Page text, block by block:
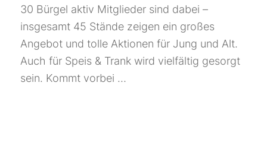
30 Bürgel aktiv Mitglieder sind dabei –
insgesamt 45 Stände zeigen ein großes
Angebot und tolle Aktionen für Jung und Alt.
Auch für Speis & Trank wird vielfältig gesorgt
sein. Kommt vorbei …